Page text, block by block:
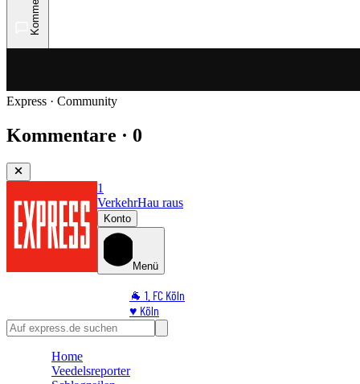
Express · Community
Kommentare · 0
1
VerkehrHau raus
Konto
Menü
🐐 1. FC Köln
♥️ Köln
⭐ Promi
🛒 Shoppingwelt
Home
Veedelsreporter